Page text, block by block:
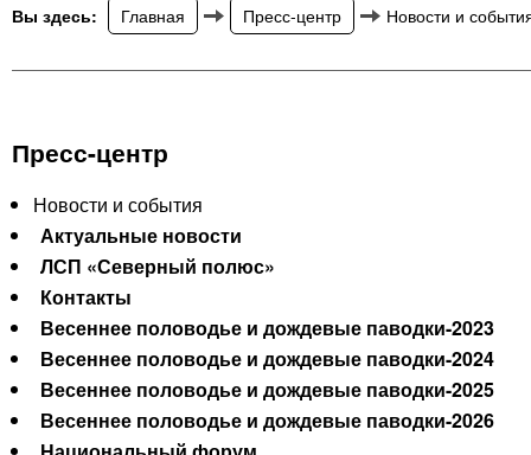
Вы здесь: Главная Пресс-центр Новости и
Пресс-центр
Новости и события
Актуальные новости
ЛСП «Северный полюс»
Контакты
Весеннее половодье и дождевые паводки-2023
Весеннее половодье и дождевые паводки-2024
Весеннее половодье и дождевые паводки-2025
Весеннее половодье и дождевые паводки-2026